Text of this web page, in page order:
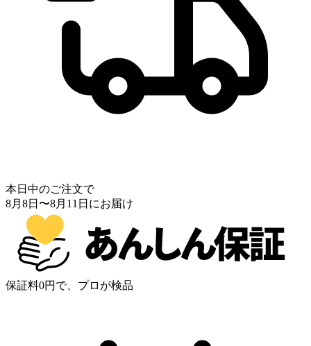
本日中のご注文で
8月8日 〜8月11日 にお届け
保証料0円で、プロが検品